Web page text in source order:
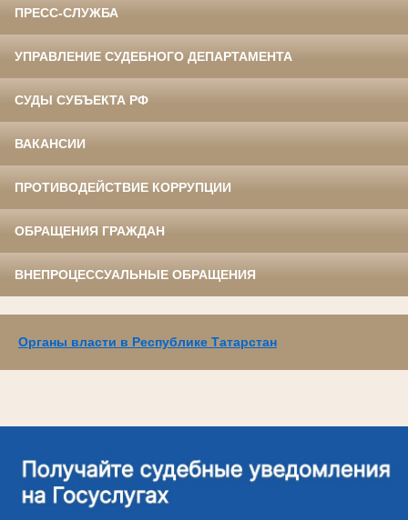
ПРЕСС-СЛУЖБА
УПРАВЛЕНИЕ СУДЕБНОГО ДЕПАРТАМЕНТА
СУДЫ СУБЪЕКТА РФ
ВАКАНСИИ
ПРОТИВОДЕЙСТВИЕ КОРРУПЦИИ
ОБРАЩЕНИЯ ГРАЖДАН
ВНЕПРОЦЕССУАЛЬНЫЕ ОБРАЩЕНИЯ
Органы власти в Республике Татарстан